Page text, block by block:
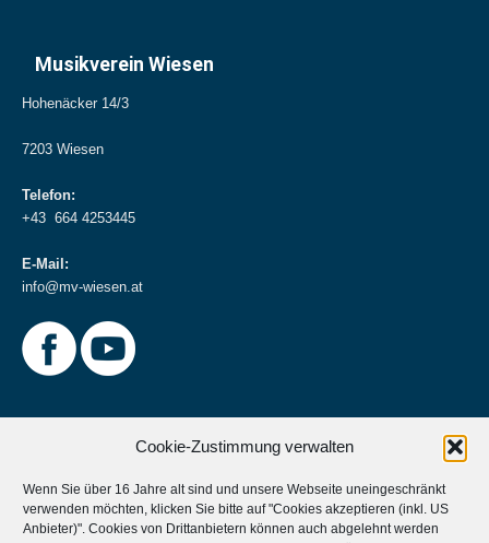
Cookie-Zustimmung verwalten
Wenn Sie über 16 Jahre alt sind und unsere Webseite uneingeschränkt
verwenden möchten, klicken Sie bitte auf "Cookies akzeptieren (inkl. US
Anbieter)". Cookies von Drittanbietern können auch abgelehnt werden
Musikverein Wiesen
Hohenäcker 14/3
7203 Wiesen
Telefon:
+43 664 4253445
E-Mail:
info@mv-wiesen.at
Weitere Informationen